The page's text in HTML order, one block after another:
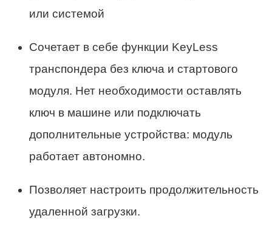
или системой
Сочетает в себе функции KeyLess
транспондера без ключа и стартового
модуля. Нет необходимости оставлять
ключ в машине или подключать
дополнительные устройства: модуль
работает автономно.
Позволяет настроить продолжительность
удаленной загрузки.